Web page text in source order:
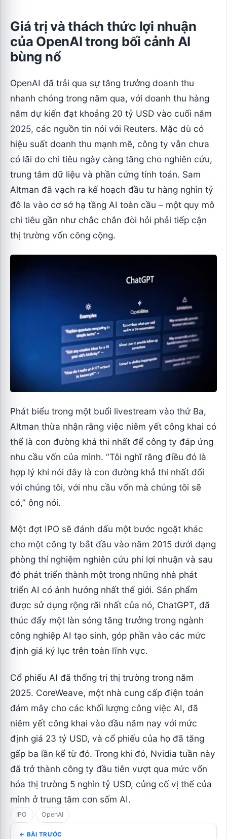
Giá trị và thách thức lợi nhuận
của OpenAI trong bối cảnh AI
bùng nổ
OpenAI đã trải qua sự tăng trưởng doanh thu
nhanh chóng trong năm qua, với doanh thu hàng
năm dự kiến đạt khoảng 20 tỷ USD vào cuối năm
2025, các nguồn tin nói với Reuters. Mặc dù có
hiệu suất doanh thu mạnh mẽ, công ty vẫn chưa
có lãi do chi tiêu ngày càng tăng cho nghiên cứu,
trung tâm dữ liệu và phần cứng tính toán. Sam
Altman đã vạch ra kế hoạch đầu tư hàng nghìn tỷ
đô la vào cơ sở hạ tầng AI toàn cầu – một quy mô
chi tiêu gần như chắc chắn đòi hỏi phải tiếp cận
thị trường vốn công cộng.
Phát biểu trong một buổi livestream vào thứ Ba,
Altman thừa nhận rằng việc niêm yết công khai có
thể là con đường khả thi nhất để công ty đáp ứng
nhu cầu vốn của mình. “Tôi nghĩ rằng điều đó là
hợp lý khi nói đây là con đường khả thi nhất đối
với chúng tôi, với nhu cầu vốn mà chúng tôi sẽ
có,” ông nói.
Một đợt IPO sẽ đánh dấu một bước ngoặt khác
cho một công ty bắt đầu vào năm 2015 dưới dạng
phòng thí nghiệm nghiên cứu phi lợi nhuận và sau
đó phát triển thành một trong những nhà phát
triển AI có ảnh hưởng nhất thế giới. Sản phẩm
được sử dụng rộng rãi nhất của nó, ChatGPT, đã
thúc đẩy một làn sóng tăng trưởng trong ngành
công nghiệp AI tạo sinh, góp phần vào các mức
định giá kỷ lục trên toàn lĩnh vực.
Cổ phiếu AI đã thống trị thị trường trong năm
2025. CoreWeave, một nhà cung cấp điện toán
đám mây cho các khối lượng công việc AI, đã
niêm yết công khai vào đầu năm nay với mức
định giá 23 tỷ USD, và cổ phiếu của họ đã tăng
gấp ba lần kể từ đó. Trong khi đó, Nvidia tuần này
đã trở thành công ty đầu tiên vượt qua mức vốn
hóa thị trường 5 nghìn tỷ USD, củng cố vị thế của
mình ở trung tâm cơn sốm AI.
IPO OpenAI
← BÀI TRƯỚC